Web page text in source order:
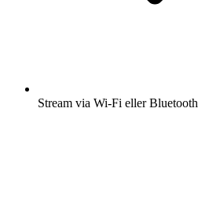
Stream via Wi-Fi eller Bluetooth